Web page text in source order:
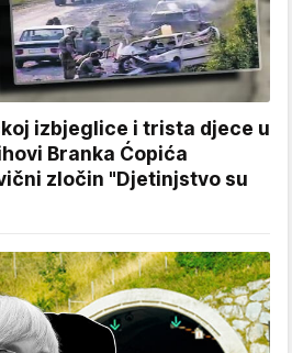
izbjeglice i trista djece u
Branka Ćopića
zločin "Djetinjstvo su